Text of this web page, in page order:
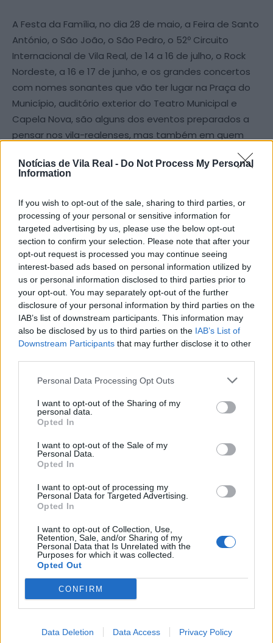
Notícias de Vila Real - Do Not Process My Personal
Information
If you wish to opt-out of the sale, sharing to third parties, or
processing of your personal or sensitive information for
targeted advertising by us, please use the below opt-out
section to confirm your selection. Please note that after your
opt-out request is processed you may continue seeing
interest-based ads based on personal information utilized by
us or personal information disclosed to third parties prior to
your opt-out. You may separately opt-out of the further
disclosure of your personal information by third parties on the
IAB’s list of downstream participants. This information may
also be disclosed by us to third parties on the IAB’s List of
Downstream Participants that may further disclose it to other
Personal Data Processing Opt Outs
I want to opt-out of the Sharing of my
personal data.
Opted In
I want to opt-out of the Sale of my
Personal Data.
Opted In
I want to opt-out of processing my
Personal Data for Targeted Advertising.
Opted In
I want to opt-out of Collection, Use,
Retention, Sale, and/or Sharing of my
Personal Data that Is Unrelated with the
Purposes for which it was collected.
Opted Out
CONFIRM
Data Deletion Data Access Privacy Policy
A Festa da Família, no dia 28 de maio, a Feira de Santo
António, o São João, o São Pedro, o 52º Circuito
Internacional de Vila Real, de 14 a 16 de julho, o Rock
Nordeste, a 16 e 17 de junho, e os grandes concertos
com nomes sonantes que vão ter lugar na Praça do
Município, auditório exterior do Teatro Municipal e
Capela Nova, são alguns dos eventos preparados a
pensar nos vila-realenses, mas também em quem
(2 de junho), Papilon (7 de junho), Carolina Deslandes
(10 de junho), DAMA (13 de junho), Pedro Abrunhosa (28
de junho), Carminho (29 de junho), Ana Bacalhau (8 de
julho), GNR (14 de julho), Expensive Soul + Banda de
Mateus (15 de julho), Resistência (2 de agosto), entre
outros.
“São festas para todos e de todos, contamos com as
nossas associações culturais, recreativas,
desportivas, movimentos cívicos, no fundo são festas
primeiras Festas da Cidade, depois da pandemia, a
decorrerem com total e absoluta liberdade”.
tradições, mas também serem atrativos” para quem
vem fora. Por isso, “é transversal e intergeracional,
com espetáculos para públicos infantis, até aos mais
veteranos”. “Temos todas as condições para ter
umas festas que nos honram e nos engrandecem”,
acrescentou.
De referir que, além da programação das festas,
haverá um grande evento no Parque do Corgo, no fim
de semana de 30 de junho a 2 de julho, organizado
pela Goldenergy, em parceria com a Rádio Comercial,
que trará a Vila Real grandes nomes da música e do